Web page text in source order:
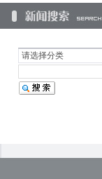
请选择分类